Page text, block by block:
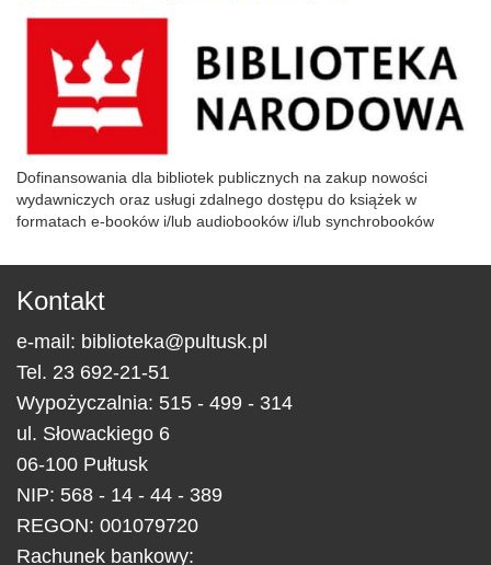
Dofinansowania dla bibliotek publicznych na zakup nowości
wydawniczych oraz usługi zdalnego dostępu do książek w
formatach e-booków i/lub audiobooków i/lub synchrobooków
Kontakt
e-mail: biblioteka@pultusk.pl
Tel. 23 692-21-51
Wypożyczalnia: 515 - 499 - 314
ul. Słowackiego 6
06-100 Pułtusk
NIP: 568 - 14 - 44 - 389
REGON: 001079720
Rachunek bankowy: